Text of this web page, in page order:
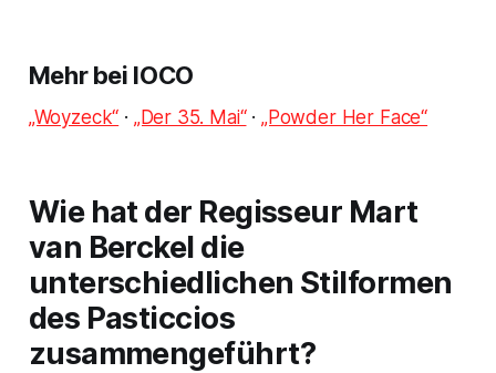
Mehr bei IOCO
„Woyzeck“ · „Der 35. Mai“· „Powder Her Face“
Wie hat der Regisseur Mart
van Berckel die
unterschiedlichen Stilformen
des Pasticcios
zusammengeführt?